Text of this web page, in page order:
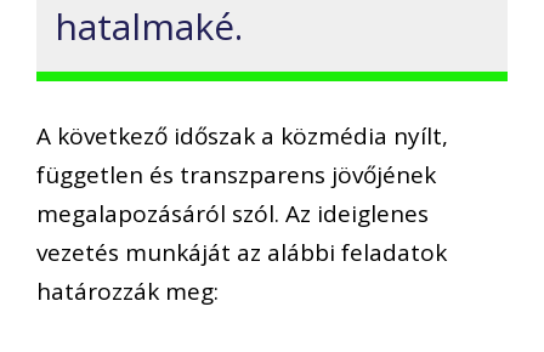
hatalmaké.
A következő időszak a közmédia nyílt,
független és transzparens jövőjének
megalapozásáról szól. Az ideiglenes
vezetés munkáját az alábbi feladatok
határozzák meg: